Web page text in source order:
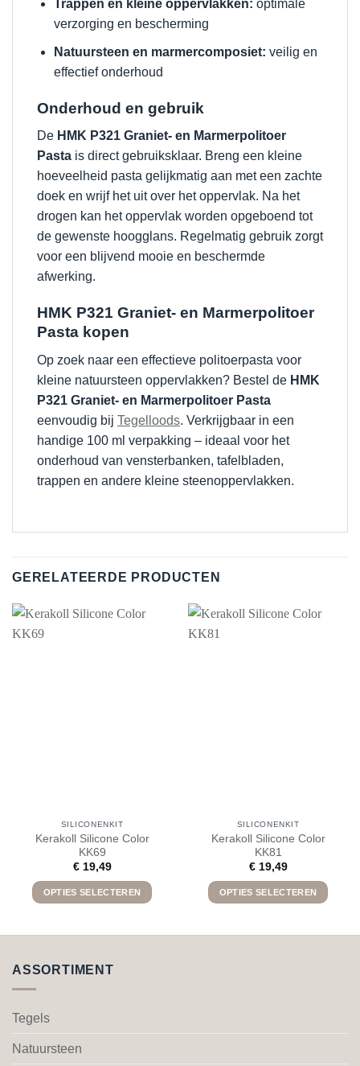
Trappen en kleine oppervlakken: optimale
verzorging en bescherming
Natuursteen en marmercomposiet: veilig en
effectief onderhoud
Onderhoud en gebruik
De HMK P321 Graniet- en Marmerpolitoer
Pasta is direct gebruiksklaar. Breng een kleine
hoeveelheid pasta gelijkmatig aan met een zachte
doek en wrijf het uit over het oppervlak. Na het
drogen kan het oppervlak worden opgeboend tot
de gewenste hoogglans. Regelmatig gebruik zorgt
voor een blijvend mooie en beschermde
afwerking.
HMK P321 Graniet- en Marmerpolitoer
Pasta kopen
Op zoek naar een effectieve politoerpasta voor
kleine natuursteen oppervlakken? Bestel de HMK
P321 Graniet- en Marmerpolitoer Pasta
eenvoudig bij Tegelloods. Verkrijgbaar in een
handige 100 ml verpakking – ideaal voor het
onderhoud van vensterbanken, tafelbladen,
trappen en andere kleine steenoppervlakken.
GERELATEERDE PRODUCTEN
SILICONENKIT
Kerakoll Silicone Color
KK69
€19,49
OPTIES SELECTEREN
meerdere
worden
SILICONENKIT
Kerakoll Silicone Color
KK81
€19,49
OPTIES SELECTEREN
worden
ASSORTIMENT
Tegels
Natuursteen